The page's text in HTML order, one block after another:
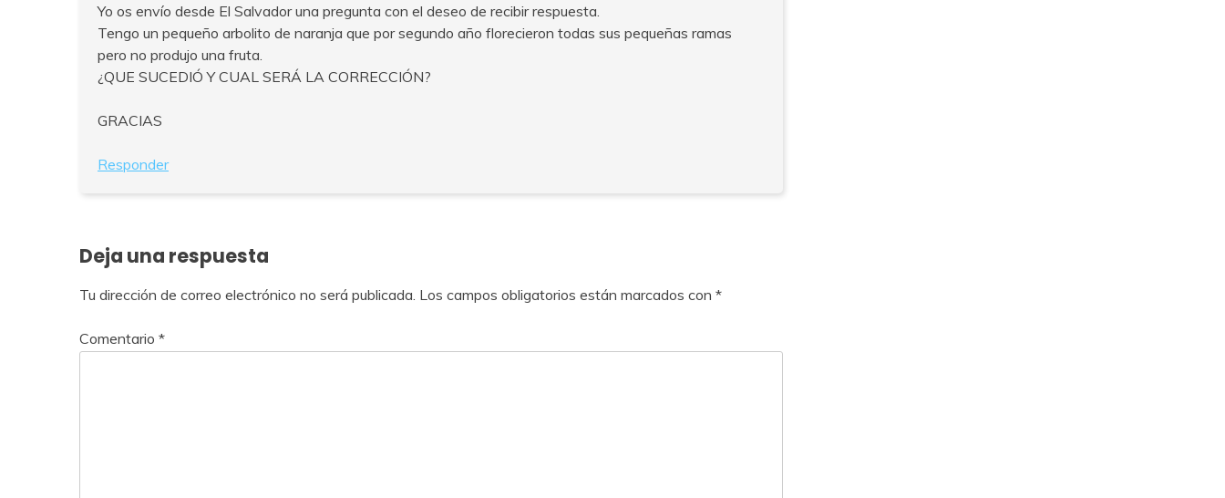
Yo os envío desde El Salvador una pregunta con el deseo de recibir respuesta.
Tengo un pequeño arbolito de naranja que por segundo año florecieron todas sus pequeñas ramas
pero no produjo una fruta.
¿QUE SUCEDIÓ Y CUAL SERÁ LA CORRECCIÓN?
GRACIAS
Responder
Deja una respuesta
Tu dirección de correo electrónico no será publicada. Los campos obligatorios están marcados con *
Comentario *